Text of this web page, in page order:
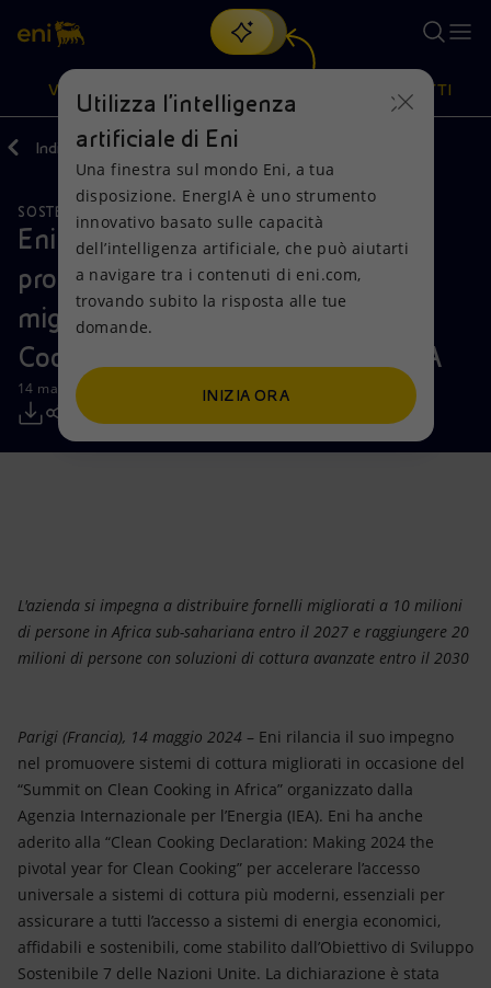
Cerca
scopri EnergIA, la nostra nuova soluzione di intelligenza
artificiale.
VISIONE
Visione
Mission e valori
Persone e Partnership
Net Zero
Modello satellitare
Scenari energetici
Azioni
Diversificazione energetica
Tecnologie per la transizione
Collaborazioni per l'innovazione
Attività nel mondo
PRODOTTI
Prodotti
Casa
Imprese
Mobilità
Indietro Media Comunicati Stampa
SOSTENIBILITÀ
Eni rilancia il suo impegno alla
promozione dei sistemi di cottura
migliorati in occasione del Clean
Cooking Summit for Africa della IEA
14 maggio 2024 - 15:45 CEST
L'azienda si impegna a distribuire fornelli migliorati a 10 milioni
di persone in Africa sub-sahariana entro il 2027 e raggiungere 20
milioni di persone con soluzioni di cottura avanzate entro il 2030
Parigi (Francia), 14 maggio 2024 – Eni rilancia il suo impegno
nel promuovere sistemi di cottura migliorati in occasione del
“Summit on Clean Cooking in Africa” organizzato dalla
Agenzia Internazionale per l’Energia (IEA). Eni ha anche
aderito alla “Clean Cooking Declaration: Making 2024 the
pivotal year for Clean Cooking” per accelerare l’accesso
universale a sistemi di cottura più moderni, essenziali per
assicurare a tutti l’accesso a sistemi di energia economici,
affidabili e sostenibili, come stabilito dall’Obiettivo di Sviluppo
Sostenibile 7 delle Nazioni Unite. La dichiarazione è stata
Utilizza l'intelligenza
artificiale di Eni
Una finestra sul mondo Eni, a tua
disposizione. EnergIA è uno strumento
innovativo basato sulle capacità
dell’intelligenza artificiale, che può aiutarti
a navigare tra i contenuti di eni.com,
trovando subito la risposta alle tue
domande.
INIZIA ORA